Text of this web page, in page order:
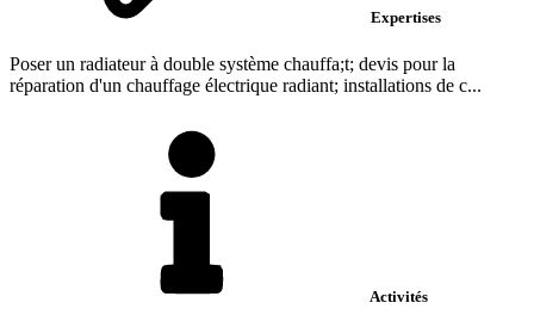
Expertises
Poser un radiateur à double système chauffa;t; devis pour la
réparation d'un chauffage électrique radiant; installations de c...
Activités